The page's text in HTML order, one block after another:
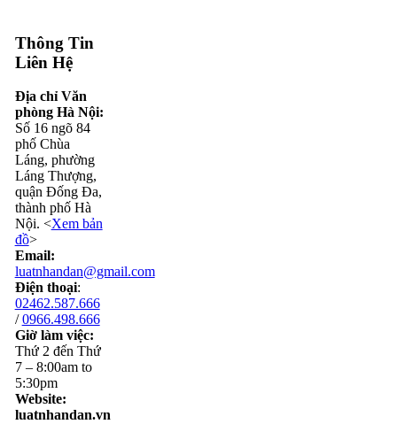
Thông Tin
Liên Hệ
Địa chỉ Văn
phòng Hà Nội:
Số 16 ngõ 84
phố Chùa
Láng, phường
Láng Thượng,
quận Đống Đa,
thành phố Hà
Nội. <Xem bản
đồ>
Email:
luatnhandan@gmail.com
Điện thoại:
02462.587.666
/0966.498.666
Giờ làm việc:
Thứ 2 đến Thứ
7 – 8:00am to
5:30pm
Website:
luatnhandan.vn